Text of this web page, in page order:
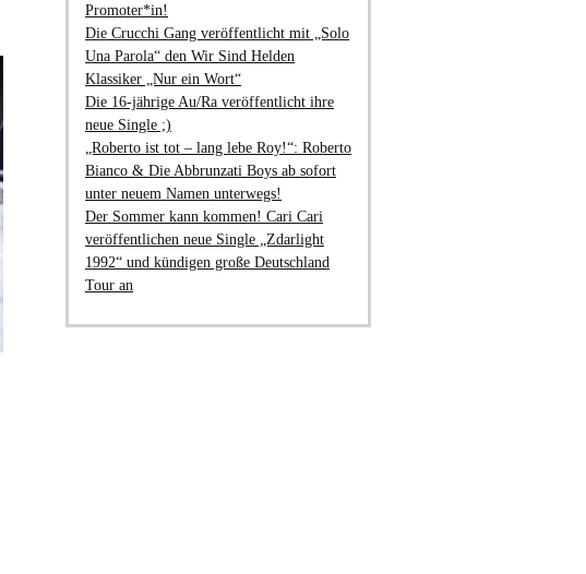
Promoter*in!
Die Crucchi Gang veröffentlicht mit „Solo
Una Parola“ den Wir Sind Helden
Klassiker „Nur ein Wort“
Die 16-jährige Au/Ra veröffentlicht ihre
neue Single ;)
„Roberto ist tot – lang lebe Roy!“: Roberto
Bianco & Die Abbrunzati Boys ab sofort
unter neuem Namen unterwegs!
Der Sommer kann kommen! Cari Cari
veröffentlichen neue Single „Zdarlight
1992“ und kündigen große Deutschland
Tour an